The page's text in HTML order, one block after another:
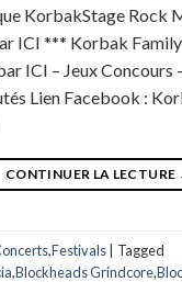
KorbakStage Rock
ICI *** Korbak
ICI – Jeux Concours
Lien Facebook :
CONTINUER LA LECTURE
,Festivals| Tagged
,Blockheads Grindcore,